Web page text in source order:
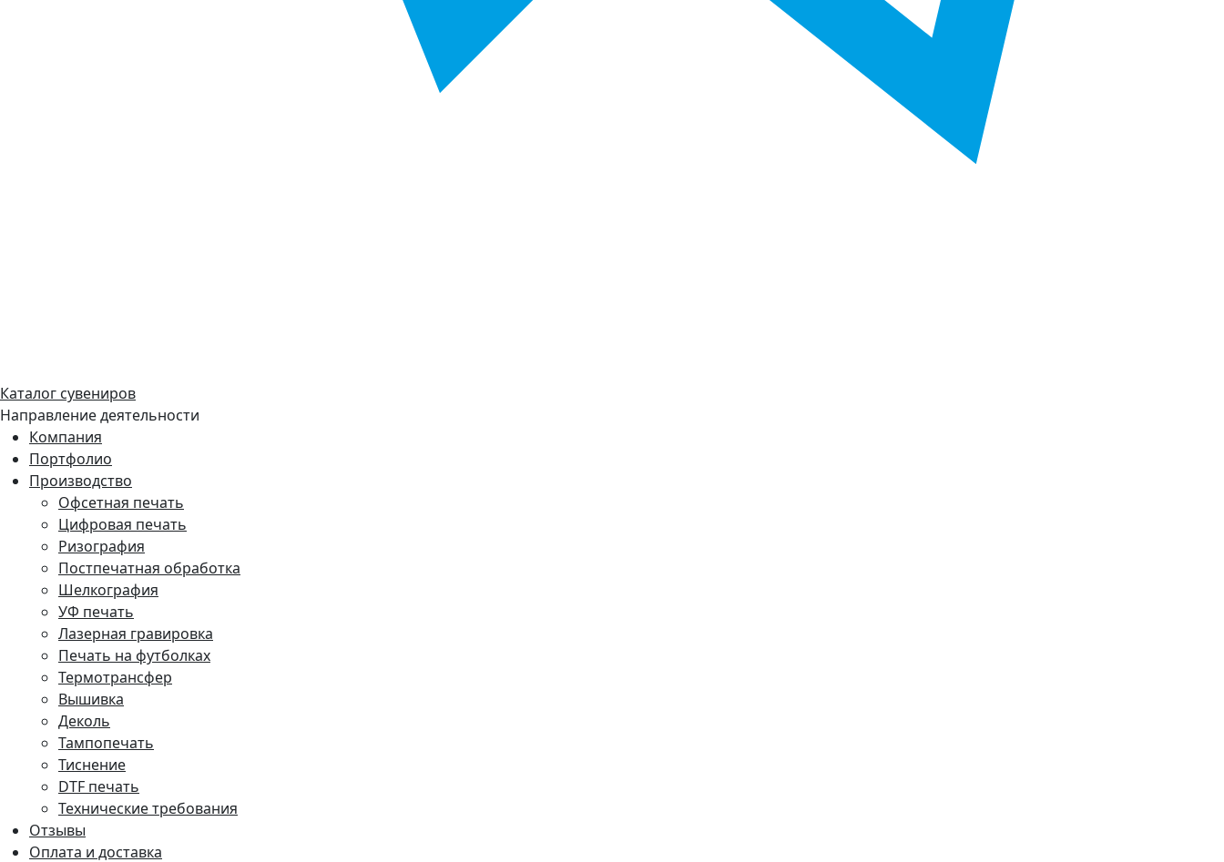
Каталог сувениров
Направление деятельности
Компания
Портфолио
Производство
Офсетная печать
Цифровая печать
Ризография
Постпечатная обработка
Шелкография
УФ печать
Лазерная гравировка
Печать на футболках
Термотрансфер
Вышивка
Деколь
Тампопечать
Тиснение
DTF печать
Технические требования
Отзывы
Оплата и доставка